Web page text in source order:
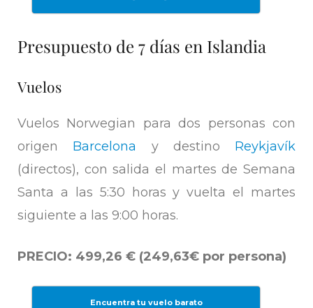
Presupuesto de 7 días en Islandia
Vuelos
Vuelos Norwegian para dos personas con
origen Barcelona y destino Reykjavík
(directos), con salida el martes de Semana
Santa a las 5:30 horas y vuelta el martes
siguiente a las 9:00 horas.
PRECIO: 499,26 € (249,63€ por persona)
Encuentra tu vuelo barato